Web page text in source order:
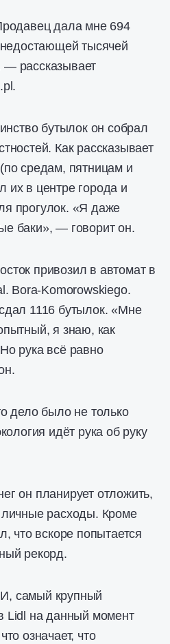
дала мне 694
тысячей
рассказывает
бутылок он собрал
Как рассказывает
средам, пятницам и
их в центре города и
прогулок. «Я даже
баки», — говорит он.
привозил в автомат в
Bora-Komorowskiego.
1116 бутылок. «Мне
я знаю, как
рука всё равно
дело было не только
идёт рука об руку
он планирует отложить,
личные расходы. Кроме
что вскоре попытается
рекорд.
самый крупный
Lidl на данный момент
означает, что